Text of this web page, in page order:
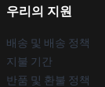
우리의 지원
배송 및 배송 정책
지불 기간
반품 및 환불 정책